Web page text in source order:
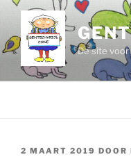
de
inhoud
De site
GEPLAATST
2 MAART 2019 DOOR